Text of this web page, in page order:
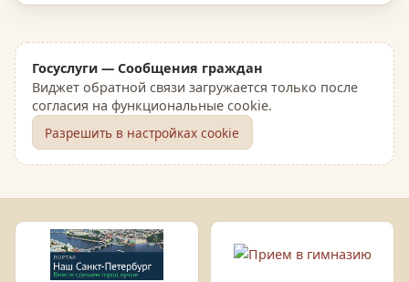
Госуслуги — Сообщения граждан
Виджет обратной связи загружается только после
согласия на функциональные cookie.
Разрешить в настройках cookie